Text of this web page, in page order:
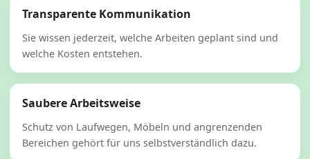
Transparente Kommunikation
Sie wissen jederzeit, welche Arbeiten geplant sind und
welche Kosten entstehen.
Saubere Arbeitsweise
Schutz von Laufwegen, Möbeln und angrenzenden
Bereichen gehört für uns selbstverständlich dazu.